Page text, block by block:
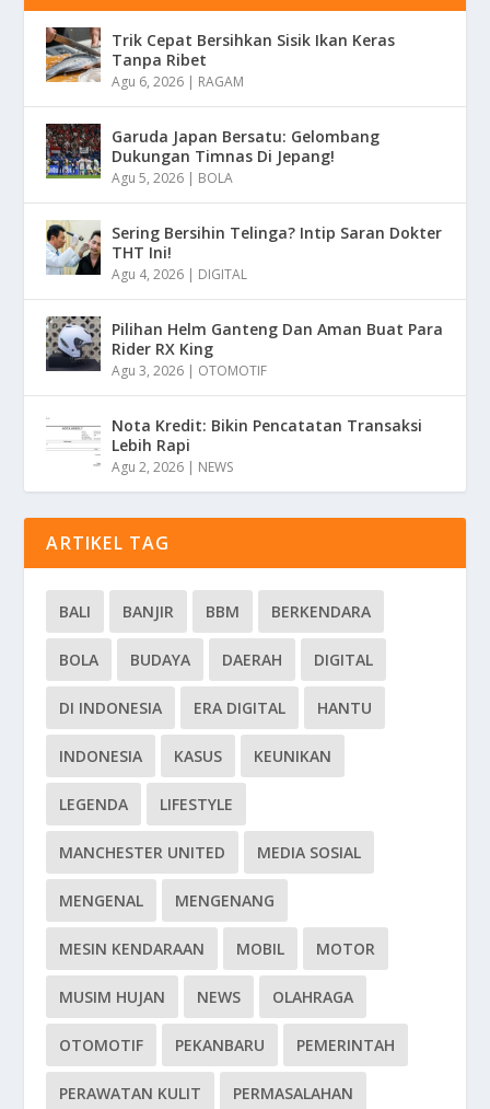
Trik Cepat Bersihkan Sisik Ikan Keras
Tanpa Ribet
Agu 6, 2026 RAGAM
Garuda Japan Bersatu: Gelombang
Dukungan Timnas Di Jepang!
Agu 5, 2026 BOLA
Sering Bersihin Telinga? Intip Saran Dokter
THT Ini!
Agu 4, 2026 DIGITAL
Pilihan Helm Ganteng Dan Aman Buat Para
Rider RX King
Agu 3, 2026 OTOMOTIF
Nota Kredit: Bikin Pencatatan Transaksi
Lebih Rapi
Agu 2, 2026 NEWS
ARTIKEL TAG
BALI BANJIR BBM BERKENDARA
BOLA BUDAYA DAERAH DIGITAL
DI INDONESIA ERA DIGITAL HANTU
INDONESIA KASUS KEUNIKAN
LEGENDA LIFESTYLE
MANCHESTER UNITED MEDIA SOSIAL
MENGENAL MENGENANG
MESIN KENDARAAN MOBIL MOTOR
MUSIM HUJAN NEWS OLAHRAGA
OTOMOTIF PEKANBARU PEMERINTAH
PERAWATAN KULIT PERMASALAHAN